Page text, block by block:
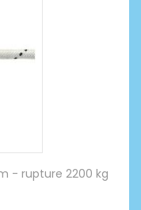
- rupture 2200 kg